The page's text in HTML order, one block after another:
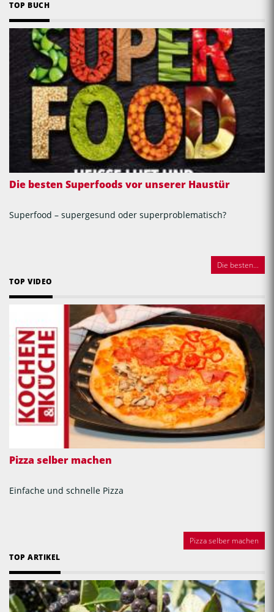
TOP BUCH
Die besten Superfoods vor unserer Haustür
Superfood – supergesund oder superproblematisch?
Die besten...
TOP VIDEO
Pizza selber machen
Einfache und schnelle Pizza
Pizza selber machen
TOP ARTIKEL